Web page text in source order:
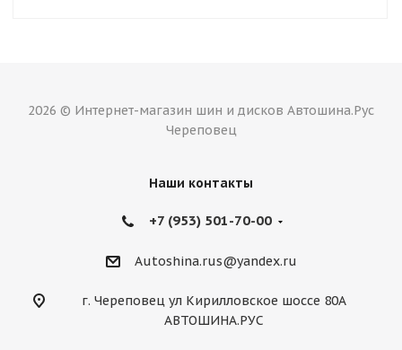
2026 © Интернет-магазин шин и дисков Автошина.Рус
Череповец
Наши контакты
+7 (953) 501-70-00
Autoshina.rus@yandex.ru
г. Череповец ул Кирилловское шоссе 80А
АВТОШИНА.РУС